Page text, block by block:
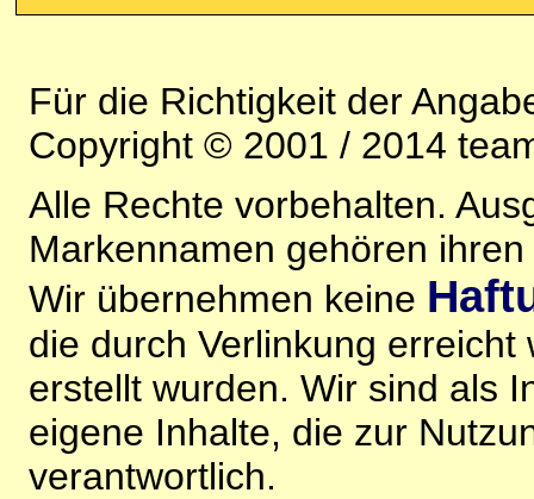
Für die Richtigkeit der
Copyright © 2001 / 2014
Alle Rechte vorbehalten.
Markennamen gehören
Wir übernehmen keine
die durch Verlinkung
erstellt wurden. Wir sind als
eigene Inhalte, die zur
verantwortlich.